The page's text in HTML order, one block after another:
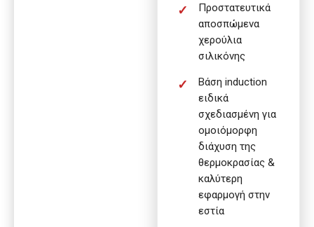
Προστατευτικά
αποσπώμενα
χερούλια
σιλικόνης
Βάση induction
ειδικά
σχεδιασμένη για
ομοιόμορφη
διάχυση της
θερμοκρασίας &
καλύτερη
εφαρμογή στην
εστία